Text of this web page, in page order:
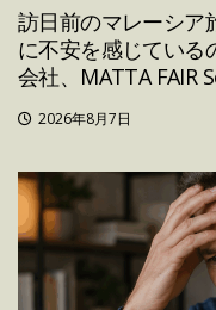
訪日前のマレーシア
に不安を感じている
会社、MATTA FAIR
2026年8月7日